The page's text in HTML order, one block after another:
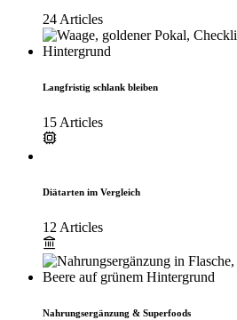
24 Articles
Langfristig schlank bleiben
15 Articles
Diätarten im Vergleich
12 Articles
Nahrungsergänzung & Superfoods